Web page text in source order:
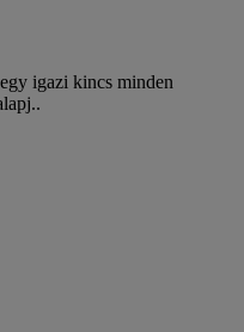
igazi kincs minden